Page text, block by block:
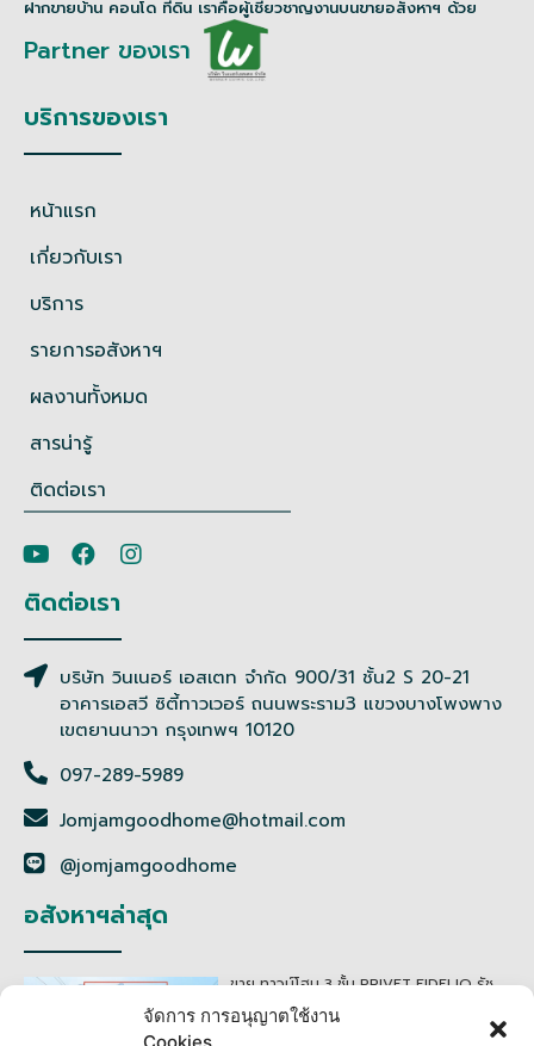
จัดการ การอนุญาตใช้งาน
ฝากขายบ้าน คอนโด ที่ดิน เราคือผู้เชียวชาญงานบนขายอสังหาฯ ด้วย
Partner ของเรา
บริการของเรา
หน้าแรก
เกี่ยวกับเรา
บริการ
รายการอสังหาฯ
ผลงานทั้งหมด
สารน่ารู้
ติดต่อเรา
ติดต่อเรา
บริษัท วินเนอร์ เอสเตท จำกัด 900/31 ชั้น2 S 20-21
อาคารเอสวี ซิตี้ทาวเวอร์ ถนนพระราม3 แขวงบางโพงพาง
เขตยานนาวา กรุงเทพฯ 10120
097-289-5989
Jomjamgoodhome@hotmail.com
@jomjamgoodhome
อสังหาฯล่าสุด
ขาย ทาวน์โฮม 3 ชั้น PRIVET FIDELIO รัช
มากๆ build in ตกแต่งทั้งหลัง
฿ 3,990,000